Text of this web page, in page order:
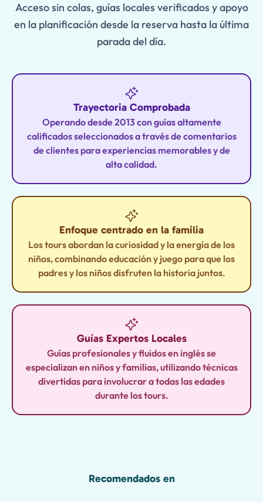
Acceso sin colas, guías locales verificados y apoyo
en la planificación desde la reserva hasta la última
parada del día.
Trayectoria Comprobada
Operando desde 2013 con guías altamente
calificados seleccionados a través de comentarios
de clientes para experiencias memorables y de
alta calidad.
Enfoque centrado en la familia
Los tours abordan la curiosidad y la energía de los
niños, combinando educación y juego para que los
padres y los niños disfruten la historia juntos.
Guías Expertos Locales
Guías profesionales y fluidos en inglés se
especializan en niños y familias, utilizando técnicas
divertidas para involucrar a todas las edades
durante los tours.
Recomendados en